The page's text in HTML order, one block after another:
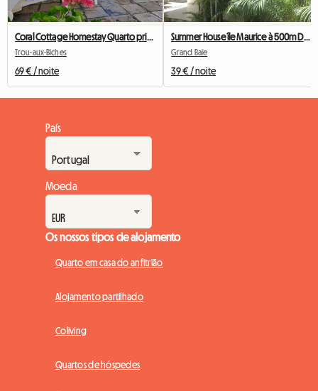
Coral Cottage Homestay Quarto privativo à beira-mar
Trou-aux-Biches
69 € / noite
Summer House île Maurice à 500m De La Plage
Grand Baie
39 € / noite
País
Moeda
Os nossos tipos de alojamento
Quarto em casa do anfitrião
Alojamento partilhado
Coliving
Quartos de hóspedes